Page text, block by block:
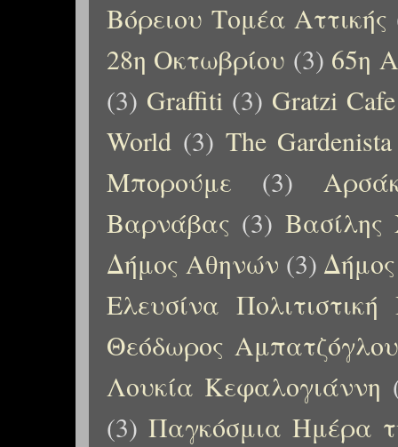
Βόρειου Τομέα Αττικής
28η Οκτωβρίου (3) 65η
(3) Graffiti (3) Gratzi Cafe
World (3) The Gardenista
Μπορούμε
(3)
Βαρνάβας (3) Βασίλης
Δήμος Αθηνών (3)
Ελευσίνα
Θεόδωρος Αμπατζόγλου
Λουκία Κεφαλογιάννη
(3) Παγκόσμια Ημέρα